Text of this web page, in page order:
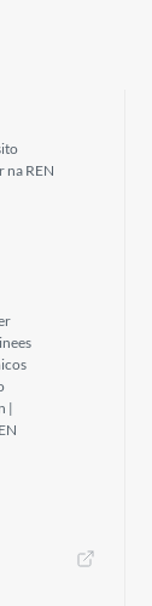
na REN
|